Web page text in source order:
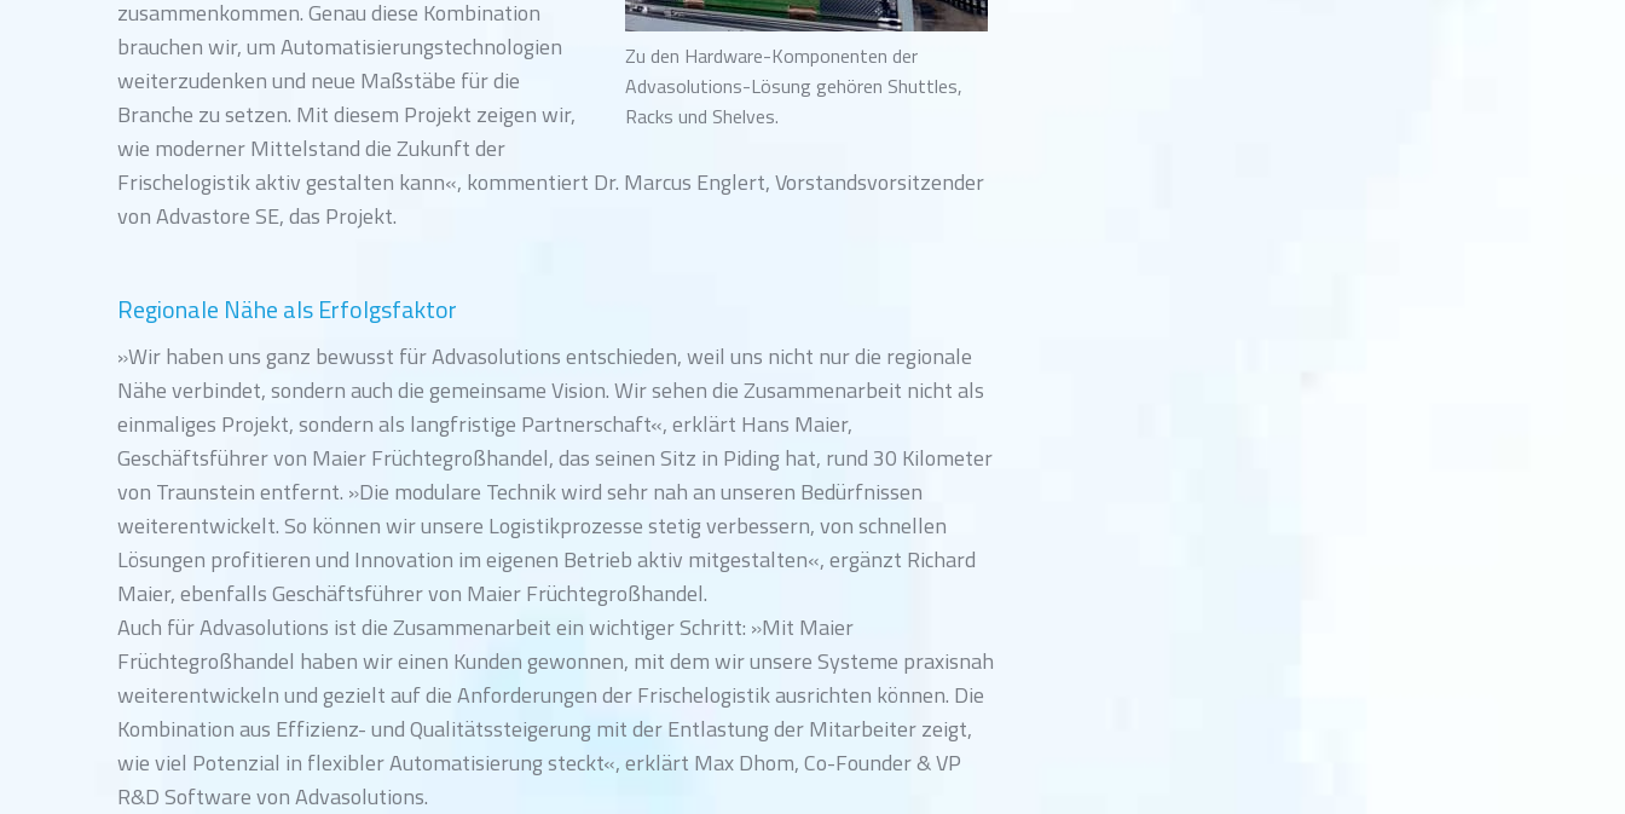
Zu den Hardware-Komponenten der
Advasolutions-Lösung gehören Shuttles,
Racks und Shelves.
zusammenkommen. Genau diese Kombination
brauchen wir, um Automatisierungstechnologien
weiterzudenken und neue Maßstäbe für die
Branche zu setzen. Mit diesem Projekt zeigen wir,
wie moderner Mittelstand die Zukunft der
Frischelogistik aktiv gestalten kann«, kommentiert Dr. Marcus Englert, Vorstandsvorsitzender
von Advastore SE, das Projekt.
Regionale Nähe als Erfolgsfaktor
»Wir haben uns ganz bewusst für Advasolutions entschieden, weil uns nicht nur die regionale
Nähe verbindet, sondern auch die gemeinsame Vision. Wir sehen die Zusammenarbeit nicht als
einmaliges Projekt, sondern als langfristige Partnerschaft«, erklärt Hans Maier,
Geschäftsführer von Maier Früchtegroßhandel, das seinen Sitz in Piding hat, rund 30 Kilometer
von Traunstein entfernt. »Die modulare Technik wird sehr nah an unseren Bedürfnissen
weiterentwickelt. So können wir unsere Logistikprozesse stetig verbessern, von schnellen
Lösungen profitieren und Innovation im eigenen Betrieb aktiv mitgestalten«, ergänzt Richard
Maier, ebenfalls Geschäftsführer von Maier Früchtegroßhandel.
Auch für Advasolutions ist die Zusammenarbeit ein wichtiger Schritt: »Mit Maier
Früchtegroßhandel haben wir einen Kunden gewonnen, mit dem wir unsere Systeme praxisnah
weiterentwickeln und gezielt auf die Anforderungen der Frischelogistik ausrichten können. Die
Kombination aus Effizienz- und Qualitätssteigerung mit der Entlastung der Mitarbeiter zeigt,
wie viel Potenzial in flexibler Automatisierung steckt«, erklärt Max Dhom, Co-Founder & VP
R&D Software von Advasolutions.